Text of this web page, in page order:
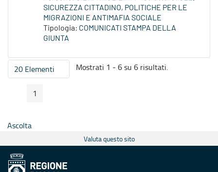
SICUREZZA CITTADINO, POLITICHE PER LE
MIGRAZIONI E ANTIMAFIA SOCIALE
Tipologia: COMUNICATI STAMPA DELLA
GIUNTA
20 ElementiPer pagina
Mostrati 1 - 6 su 6 risultati.
Pagina Precedente
Pagina
1
Ascolta
Valuta questo sito